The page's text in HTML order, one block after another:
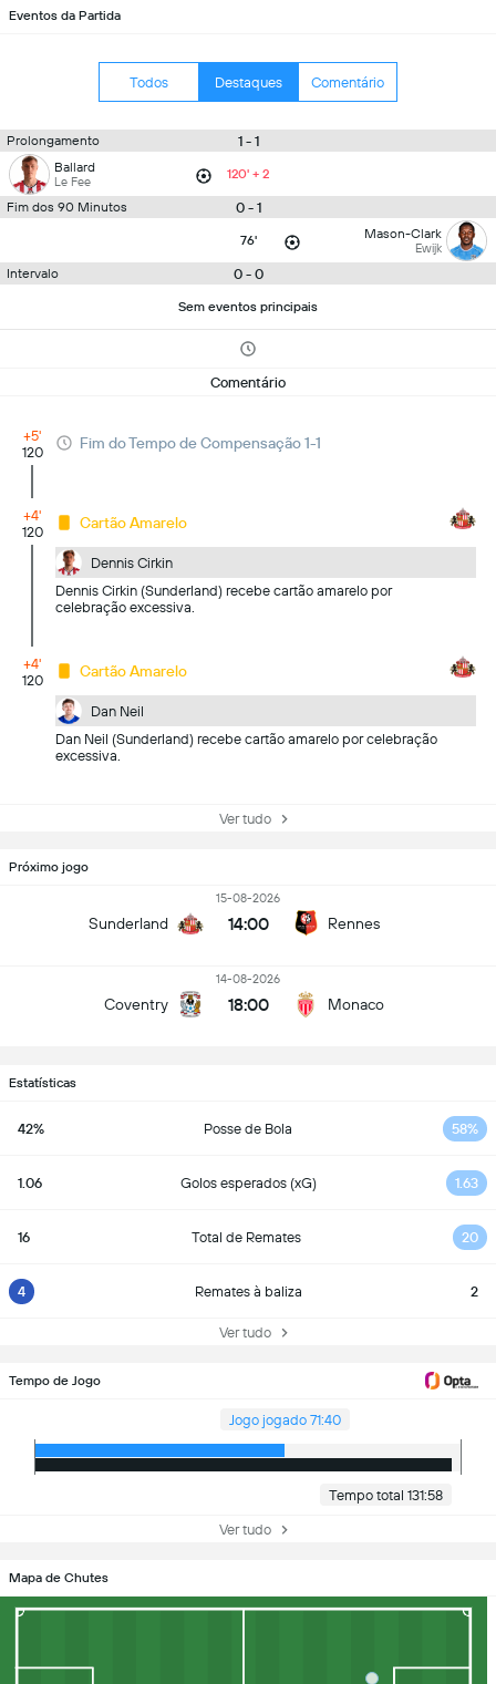
Eventos da Partida
Todos Destaques Comentário
Prolongamento 1 - 1
Ballard
Le Fee 120' + 2
Fim dos 90 Minutos 0 - 1
76' Mason-Clark
Ewijk
Intervalo 0 - 0
Sem eventos principais
Comentário
+5'
120
Fim do Tempo de Compensação 1-1
+4'
120
Cartão Amarelo
Dennis Cirkin
Dennis Cirkin (Sunderland) recebe cartão amarelo por
celebração excessiva.
+4'
120
Cartão Amarelo
Dan Neil
Dan Neil (Sunderland) recebe cartão amarelo por celebração
excessiva.
Ver tudo
Próximo jogo
Sunderland
15-08-2026
14:00 Rennes
Coventry
14-08-2026
18:00 Monaco
Estatísticas
42% Posse de Bola 58%
1.06 Golos esperados (xG) 1.63
16 Total de Remates 20
4 Remates à baliza 2
Ver tudo
Tempo de Jogo
Jogo jogado 71:40
Tempo total 131:58
Ver tudo
Mapa de Chutes